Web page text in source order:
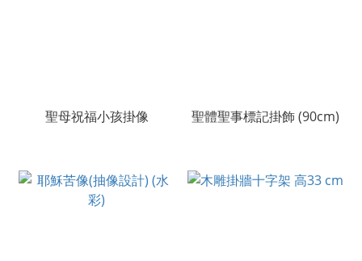
聖母祝福小孩掛像 聖體聖事標記掛飾 (90cm)